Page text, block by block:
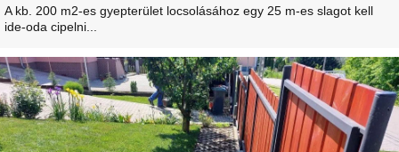
A kb. 200 m2-es gyepterület locsolásához egy 25 m-es slagot kell
ide-oda cipelni...